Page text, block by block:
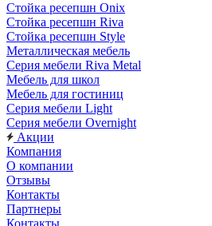
Стойка ресепшн Onix
Стойка ресепшн Riva
Стойка ресепшн Style
Металлическая мебель
Серия мебели Riva Metal
Мебель для школ
Мебель для гостиниц
Серия мебели Light
Серия мебели Overnight
Акции
Компания
О компании
Отзывы
Контакты
Партнеры
Контакты